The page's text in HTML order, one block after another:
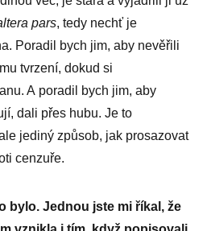
pars, tedy nechť je
Poradil bych jim, aby nevěřili
tvrze­ní, dokud si
A poradil bych jim, aby
dali přes hubu. Je to
jediný způsob, jak prosazovat
cenzuře.
bylo. Jednou jste mi říkal, že